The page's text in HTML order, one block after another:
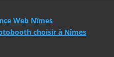
Web Nîmes
choisir à Nîmes